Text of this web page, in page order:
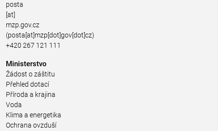
posta
[at]
mzp.gov.cz
(posta[at]mzp[dot]gov[dot]cz)
+420 267 121 111
Ministerstvo
Žádost o záštitu
Přehled dotací
Příroda a krajina
Voda
Klima a energetika
Ochrana ovzduší